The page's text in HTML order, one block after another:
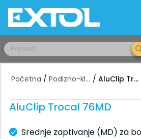
Početna
Konsultacije
Garancija
Plaćanja i popusti
Isporuka
Montaža
B2B Partneri
Često postavljena pitanja
Načini otvaranja
Folije
Početna / Podizno-klizni sistem / AluClip Trocal 76MD
AluClip Trocal 76MD
Srednje zaptivanje (MD) za